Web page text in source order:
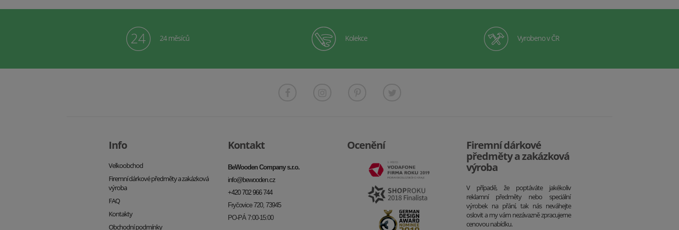
24 měsíců Kolekce Vyrobeno v ČR
Info
Velkoobchod
Firemní dárkové předměty a zakázková
výroba
FAQ
Kontakty
Obchodní podmínky
Kontakt
BeWooden Company s.r.o.
info@bewooden.cz
+420 702 966 744
Fryčovice 720, 73945
PO-PÁ 7:00-15:00
Ocenění
Firemní dárkové
předměty a zakázková
výroba
V případě, že poptáváte jakékoliv
reklamní předměty nebo speciální
výrobek na přání, tak nás neváhejte
oslovit a my vám nezávazně zpracujeme
cenovou nabídku.